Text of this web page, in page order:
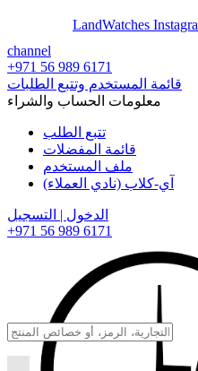
LandWatches
channel
+971 56 989 6171
قائمة المستخدم وتتبع الطلبات
معلومات الحساب والشراء
تتبع الطلب
قائمة المفضلات
ملف المستخدم
آي-كلاب (نادي العملاء)
الدخول | التسجيل
+971 56 989 6171